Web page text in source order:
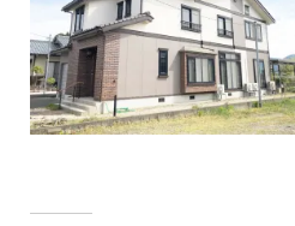
メールでお問合せ 無
プライバシーポリシー